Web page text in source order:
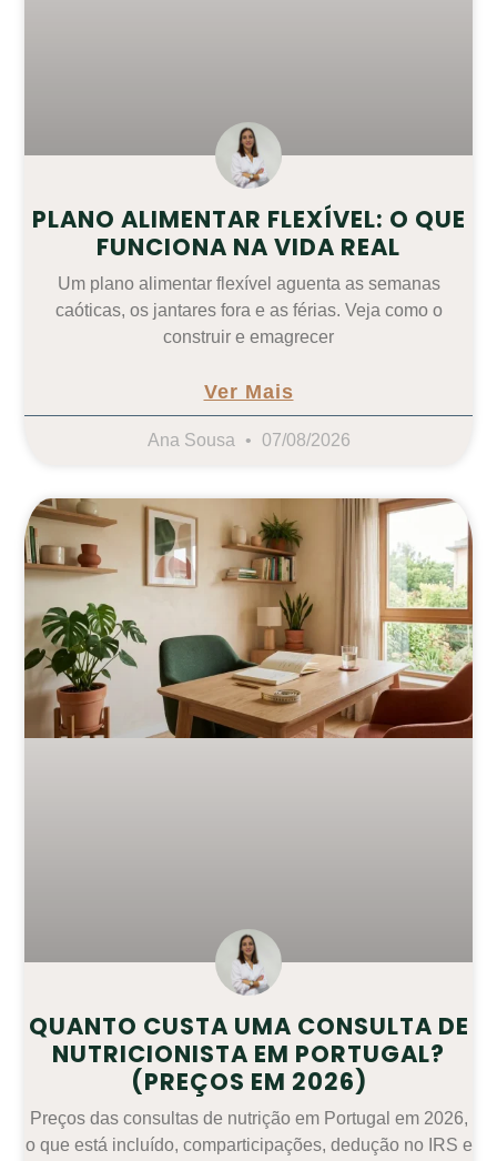
PLANO ALIMENTAR FLEXÍVEL: O QUE
FUNCIONA NA VIDA REAL
Um plano alimentar flexível aguenta as semanas
caóticas, os jantares fora e as férias. Veja como o
construir e emagrecer
Ver Mais
Ana Sousa 07/08/2026
QUANTO CUSTA UMA CONSULTA DE
NUTRICIONISTA EM PORTUGAL?
(PREÇOS EM 2026)
Preços das consultas de nutrição em Portugal em 2026,
o que está incluído, comparticipações, dedução no IRS e